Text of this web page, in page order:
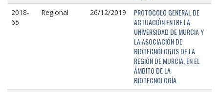
2018-
65
Regional 26/12/2019
PROTOCOLO GENERAL DE
ACTUACIÓN ENTRE LA
UNIVERSIDAD DE MURCIA Y
LA ASOCIACIÓN DE
BIOTECNÓLOGOS DE LA
REGIÓN DE MURCIA, EN EL
ÁMBITO DE LA
BIOTECNOLOGÍA